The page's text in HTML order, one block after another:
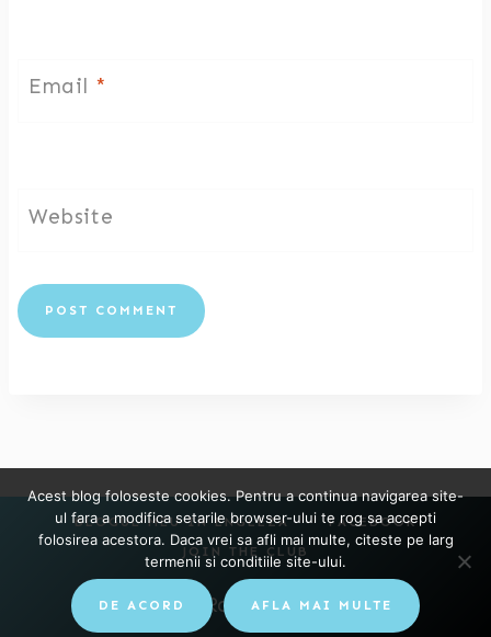
Email *
Website
BLOGUL MEU IN ENGLEZA
FACEBOOK
JOIN THE CLUB
© 2026 Raluca Loteanu
Acest blog foloseste cookies. Pentru a continua navigarea site-
ul fara a modifica setarile browser-ului te rog sa accepti
folosirea acestora. Daca vrei sa afli mai multe, citeste pe larg
termenii si conditiile site-ului.
DE ACORD AFLA MAI MULTE